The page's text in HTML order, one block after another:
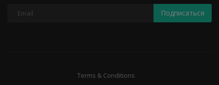
Подписаться
Terms & Conditions